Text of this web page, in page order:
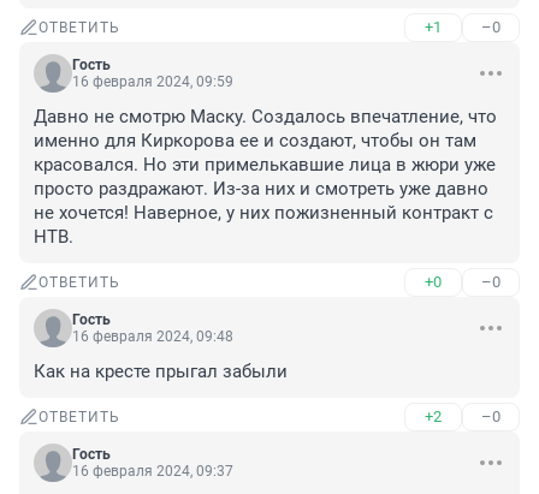
ОТВЕТИТЬ +1 –0
Гость
16 февраля 2024, 09:59
Давно не смотрю Маску. Создалось впечатление, что
именно для Киркорова ее и создают, чтобы он там
красовался. Но эти примелькавшие лица в жюри уже
просто раздражают. Из-за них и смотреть уже давно
не хочется! Наверное, у них пожизненный контракт с
НТВ.
ОТВЕТИТЬ +0 –0
Гость
16 февраля 2024, 09:48
Как на кресте прыгал забыли
ОТВЕТИТЬ +2 –0
Гость
16 февраля 2024, 09:37